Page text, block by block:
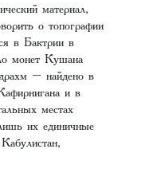
материал,
о топографии
в Бактрии в
монет Кушана
– найдено в
и в
местах
их единичные